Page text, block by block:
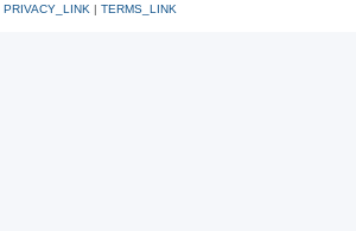
PRIVACY_LINK | TERMS_LINK